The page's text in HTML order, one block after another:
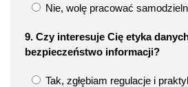
Nie, wolę pracować
9. Czy interesuje Cię etyka
bezpieczeństwo informacji?
Tak, zgłębiam regulacje i